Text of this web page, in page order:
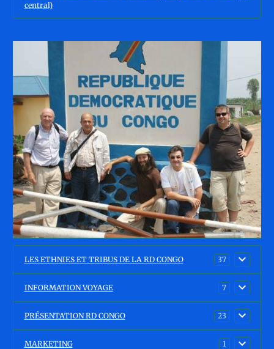
central)
LES ETHNIES ET TRIBUS DE LA RD CONGO 37
INFORMATION VOYAGE 7
PRÉSENTATION RD CONGO 23
MARKETING 1